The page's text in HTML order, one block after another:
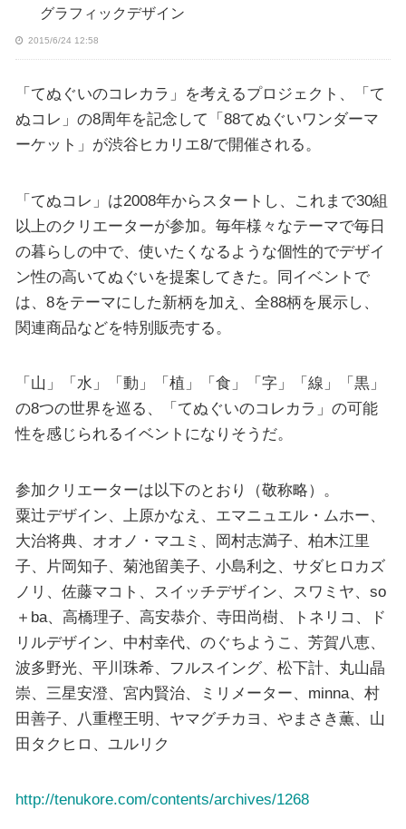
グラフィックデザイン
2015/6/24 12:58
「てぬぐいのコレカラ」を考えるプロジェクト、「て
ぬコレ」の8周年を記念して「88てぬぐいワンダーマ
ーケット」が渋谷ヒカリエ8/で開催される。
「てぬコレ」は2008年からスタートし、これまで30組
以上のクリエーターが参加。毎年様々なテーマで毎日
の暮らしの中で、使いたくなるような個性的でデザイ
ン性の高いてぬぐいを提案してきた。同イベントで
は、8をテーマにした新柄を加え、全88柄を展示し、
関連商品などを特別販売する。
「山」「水」「動」「植」「食」「字」「線」「黒」
の8つの世界を巡る、「てぬぐいのコレカラ」の可能
性を感じられるイベントになりそうだ。
参加クリエーターは以下のとおり（敬称略）。
粟辻デザイン、上原かなえ、エマニュエル・ムホー、
大治将典、オオノ・マユミ、岡村志満子、柏木江里
子、片岡知子、菊池留美子、小島利之、サダヒロカズ
ノリ、佐藤マコト、スイッチデザイン、スワミヤ、so
＋ba、高橋理子、高安恭介、寺田尚樹、トネリコ、ド
リルデザイン、中村幸代、のぐちようこ、芳賀八恵、
波多野光、平川珠希、フルスイング、松下計、丸山晶
崇、三星安澄、宮内賢治、ミリメーター、minna、村
田善子、八重樫王明、ヤマグチカヨ、やまさき薫、山
田タクヒロ、ユルリク
http://tenukore.com/contents/archives/1268